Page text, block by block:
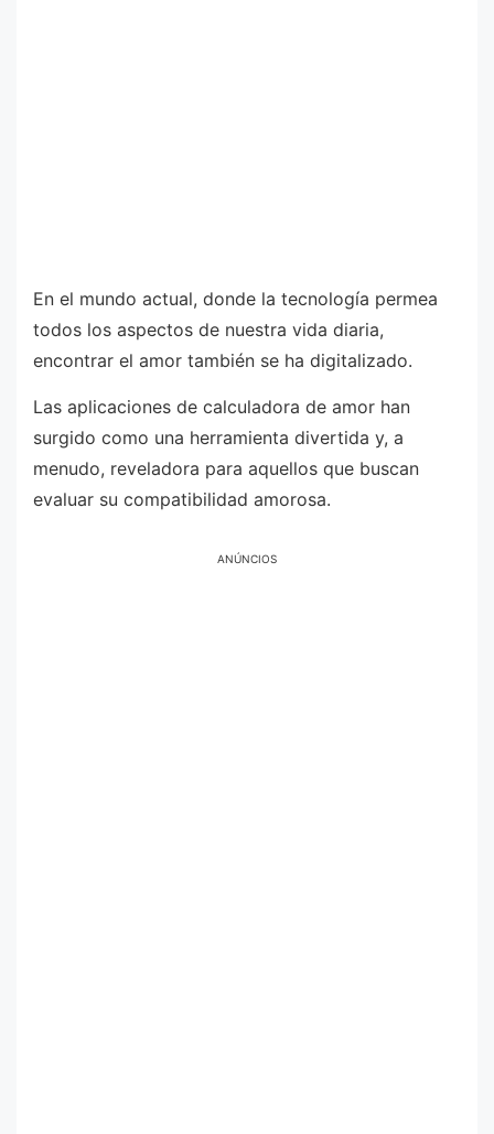
En el mundo actual, donde la tecnología permea
todos los aspectos de nuestra vida diaria,
encontrar el amor también se ha digitalizado.
Las aplicaciones de calculadora de amor han
surgido como una herramienta divertida y, a
menudo, reveladora para aquellos que buscan
evaluar su compatibilidad amorosa.
ANÚNCIOS